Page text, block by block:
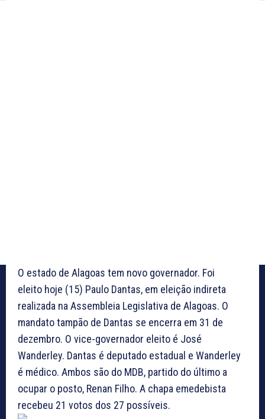
O estado de Alagoas tem novo governador. Foi
eleito hoje (15) Paulo Dantas, em eleição indireta
realizada na Assembleia Legislativa de Alagoas. O
mandato tampão de Dantas se encerra em 31 de
dezembro. O vice-governador eleito é José
Wanderley. Dantas é deputado estadual e Wanderley
é médico. Ambos são do MDB, partido do último a
ocupar o posto, Renan Filho. A chapa emedebista
recebeu 21 votos dos 27 possíveis.